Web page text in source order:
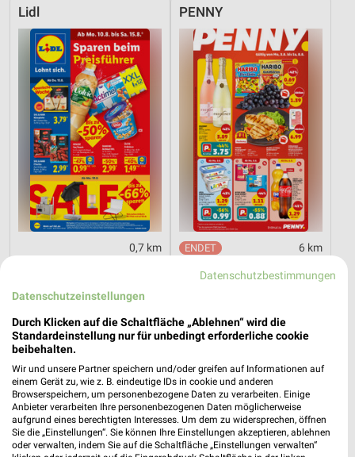
Lidl
0,7 km
PENNY
6 km
Noch morgen gültig
toom Baumarkt XXXLutz
Datenschutzbestimmungen
Datenschutzeinstellungen
Durch Klicken auf die Schaltfläche „Ablehnen“ wird die
Standardeinstellung nur für unbedingt erforderliche cookie
beibehalten.
Wir und unsere Partner speichern und/oder greifen auf Informationen auf
einem Gerät zu, wie z. B. eindeutige IDs in cookie und anderen
Browserspeichern, um personenbezogene Daten zu verarbeiten. Einige
Anbieter verarbeiten Ihre personenbezogenen Daten möglicherweise
aufgrund eines berechtigten Interesses. Um dem zu widersprechen, öffnen
Sie die „Einstellungen“. Sie können Ihre Einstellungen akzeptieren, ablehnen
oder verwalten, indem Sie auf die Schaltfläche „Einstellungen verwalten“